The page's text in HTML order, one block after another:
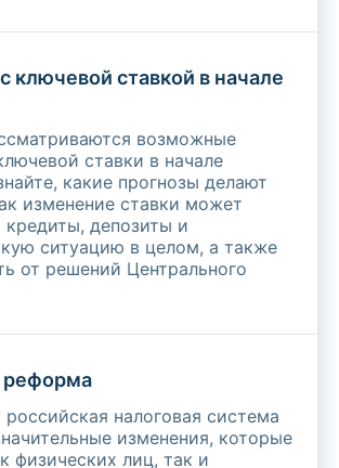
ключевой ставкой в начале
возможные
ставки в начале
какие прогнозы делают
изменение ставки может
кредиты, депозиты и
ситуацию в целом, а также
от решений Центрального
реформа
налоговая система
изменения, которые
физических лиц, так и